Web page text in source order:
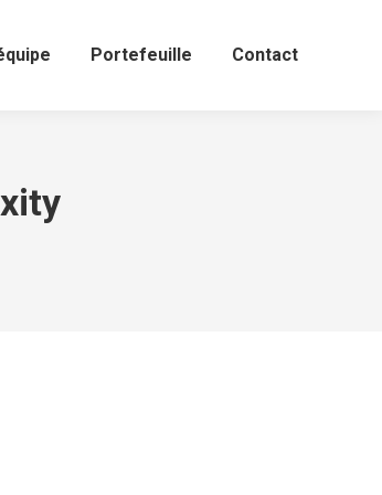
Portefeuille Contact